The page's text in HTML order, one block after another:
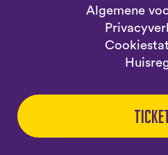
Algemene